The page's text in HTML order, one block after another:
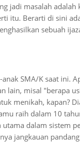
jadi masalah
itu. Berarti di sini
sebuah
SMA/K saat ini.
lain, misal "berapa
menikah, kapan?
raih dalam 10
dalam sistem
jangkauan